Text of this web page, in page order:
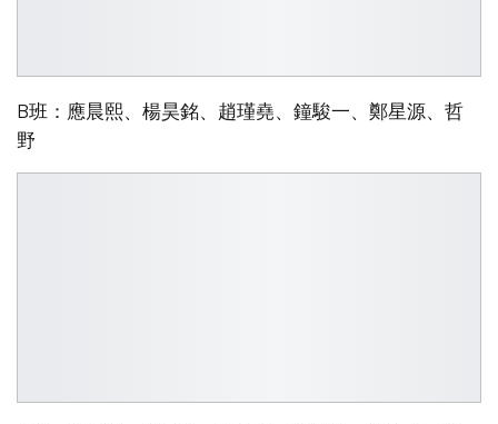
B班：應晨熙、楊昊銘、趙瑾堯、鐘駿一、鄭星源、哲
野